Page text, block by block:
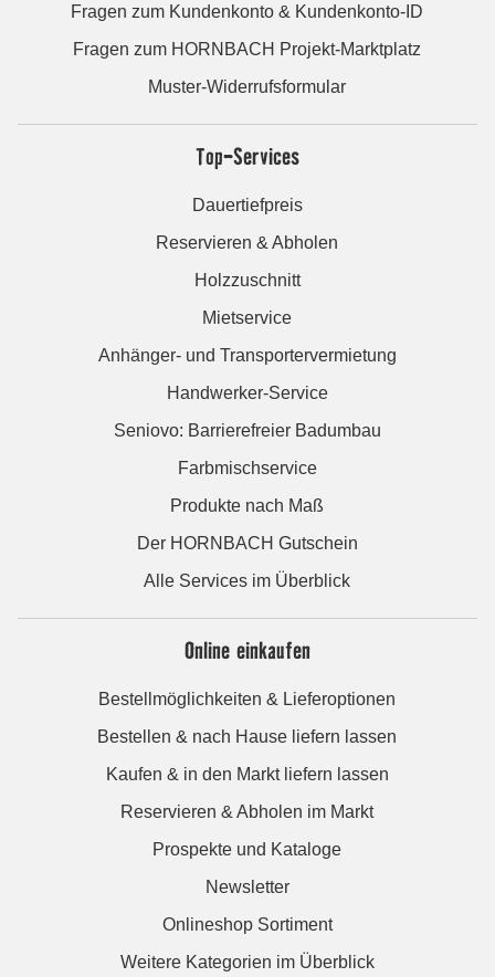
Fragen zum Kundenkonto & Kundenkonto-ID
Fragen zum HORNBACH Projekt-Marktplatz
Muster-Widerrufsformular
Top-Services
Dauertiefpreis
Reservieren & Abholen
Holzzuschnitt
Mietservice
Anhänger- und Transportervermietung
Handwerker-Service
Seniovo: Barrierefreier Badumbau
Farbmischservice
Produkte nach Maß
Der HORNBACH Gutschein
Alle Services im Überblick
Online einkaufen
Bestellmöglichkeiten & Lieferoptionen
Bestellen & nach Hause liefern lassen
Kaufen & in den Markt liefern lassen
Reservieren & Abholen im Markt
Prospekte und Kataloge
Newsletter
Onlineshop Sortiment
Weitere Kategorien im Überblick